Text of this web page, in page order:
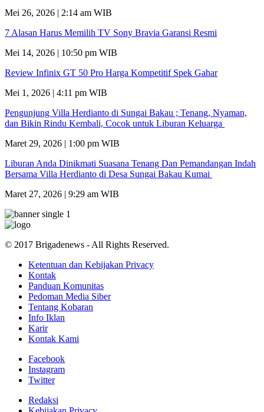
Mei 26, 2026 | 2:14 am WIB
7 Alasan Harus Memilih TV Sony Bravia Garansi Resmi
Mei 14, 2026 | 10:50 pm WIB
Review Infinix GT 50 Pro Harga Kompetitif Spek Gahar
Mei 1, 2026 | 4:11 pm WIB
Pengunjung Villa Herdianto di Sungai Bakau ; Tenang, Nyaman,
dan Bikin Rindu Kembali, Cocok untuk Liburan Keluarga
Maret 29, 2026 | 1:00 pm WIB
Liburan Anda Dinikmati Suasana Tenang Dan Pemandangan Indah
Bersama Villa Herdianto di Desa Sungai Bakau Kumai
Maret 27, 2026 | 9:29 am WIB
© 2017 Brigadenews - All Rights Reserved.
Ketentuan dan Kebijakan Privacy
Kontak
Panduan Komunitas
Pedoman Media Siber
Tentang Kobaran
Info Iklan
Karir
Kontak Kami
Facebook
Instagram
Twitter
Redaksi